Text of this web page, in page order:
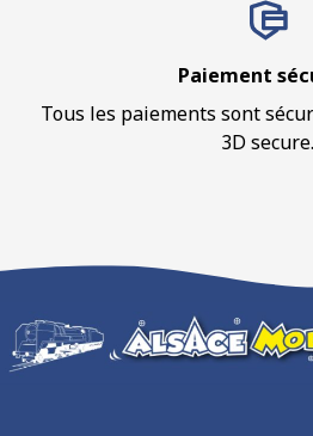
Paiement
Tous les paiements sont
3D secure.